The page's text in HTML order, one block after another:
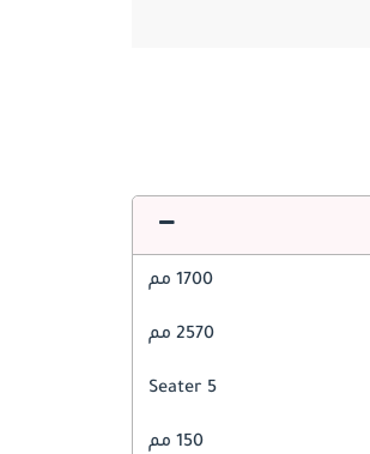
1700 مم
2570 مم
5 Seater
150 مم